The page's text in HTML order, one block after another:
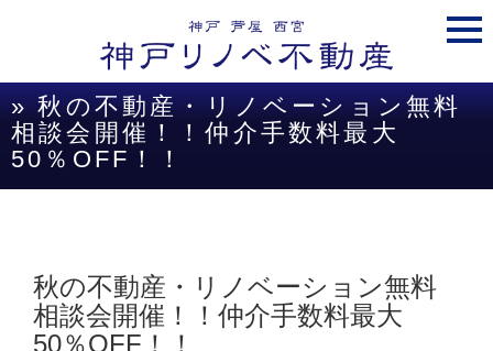
» 秋の不動産・リノベーション無料
相談会開催！！仲介手数料最大
50％OFF！！
秋の不動産・リノベーション無料
相談会開催！！仲介手数料最大
50％OFF！！